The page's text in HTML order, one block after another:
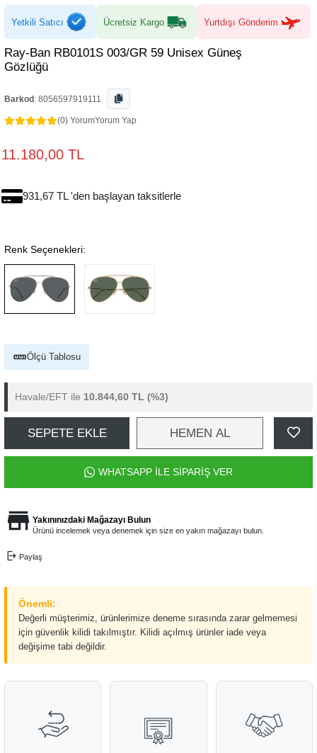
Yetkili Satıcı Ücretsiz Kargo Yurtdışı Gönderim
Ray-Ban RB0101S 003/GR 59 Unisex Güneş
Gözlüğü
Barkod : 8056597919111
(0) YorumYorum Yap
11.180,00 TL
931,67 TL 'den başlayan taksitlerle
Renk Seçenekleri:
Ölçü Tablosu
Havale/EFT ile 10.844,60 TL (%3)
SEPETE EKLE HEMEN AL
WHATSAPP İLE SİPARİŞ VER
Yakınınızdaki Mağazayı Bulun
Ürünü incelemek veya denemek için size en yakın mağazayı bulun.
Paylaş
Önemli:
Değerli müşterimiz, ürünlerimize deneme sırasında zarar gelmemesi
için güvenlik kilidi takılmıştır. Kilidi açılmış ürünler iade veya
değişime tabi değildir.